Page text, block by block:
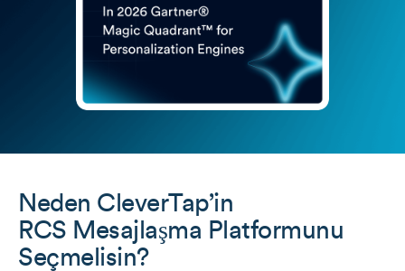
Neden CleverTap’in
RCS Mesajlaşma Platformunu
Seçmelisin?